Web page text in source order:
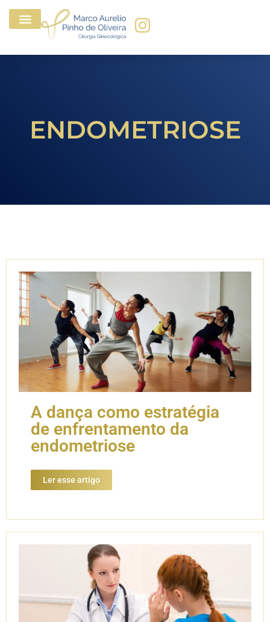
ENDOMETRIOSE
A dança como estratégia
de enfrentamento da
endometriose
Ler esse artigo